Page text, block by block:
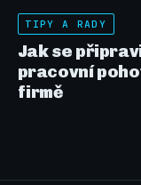
Jak se
pracovní
firmě
TIPY A RADY